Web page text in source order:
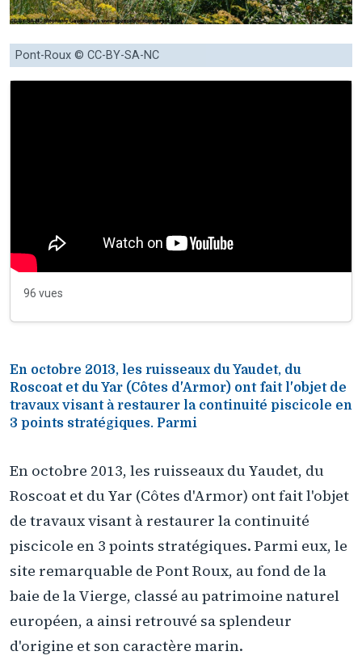
Pont-Roux © CC-BY-SA-NC
96 vues
En octobre 2013, les ruisseaux du Yaudet, du
Roscoat et du Yar (Côtes d'Armor) ont fait l'objet de
travaux visant à restaurer la continuité piscicole en
3 points stratégiques. Parmi
En octobre 2013, les ruisseaux du Yaudet, du
Roscoat et du Yar (Côtes d'Armor) ont fait l'objet
de travaux visant à restaurer la continuité
piscicole en 3 points stratégiques. Parmi eux, le
site remarquable de Pont Roux, au fond de la
baie de la Vierge, classé au patrimoine naturel
européen, a ainsi retrouvé sa splendeur
d'origine et son caractère marin.